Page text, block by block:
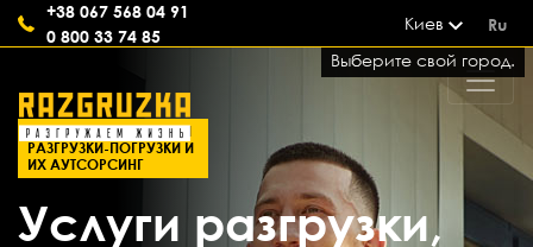
+38 067 568 04 91
0 800 33 74 85
Киев Ru
СОВРЕМЕННЫЕ УСЛУГИ
РАЗГРУЗКИ-ПОГРУЗКИ И
ИХ АУТСОРСИНГ
Услуги разгрузки,
Выберите свой город.